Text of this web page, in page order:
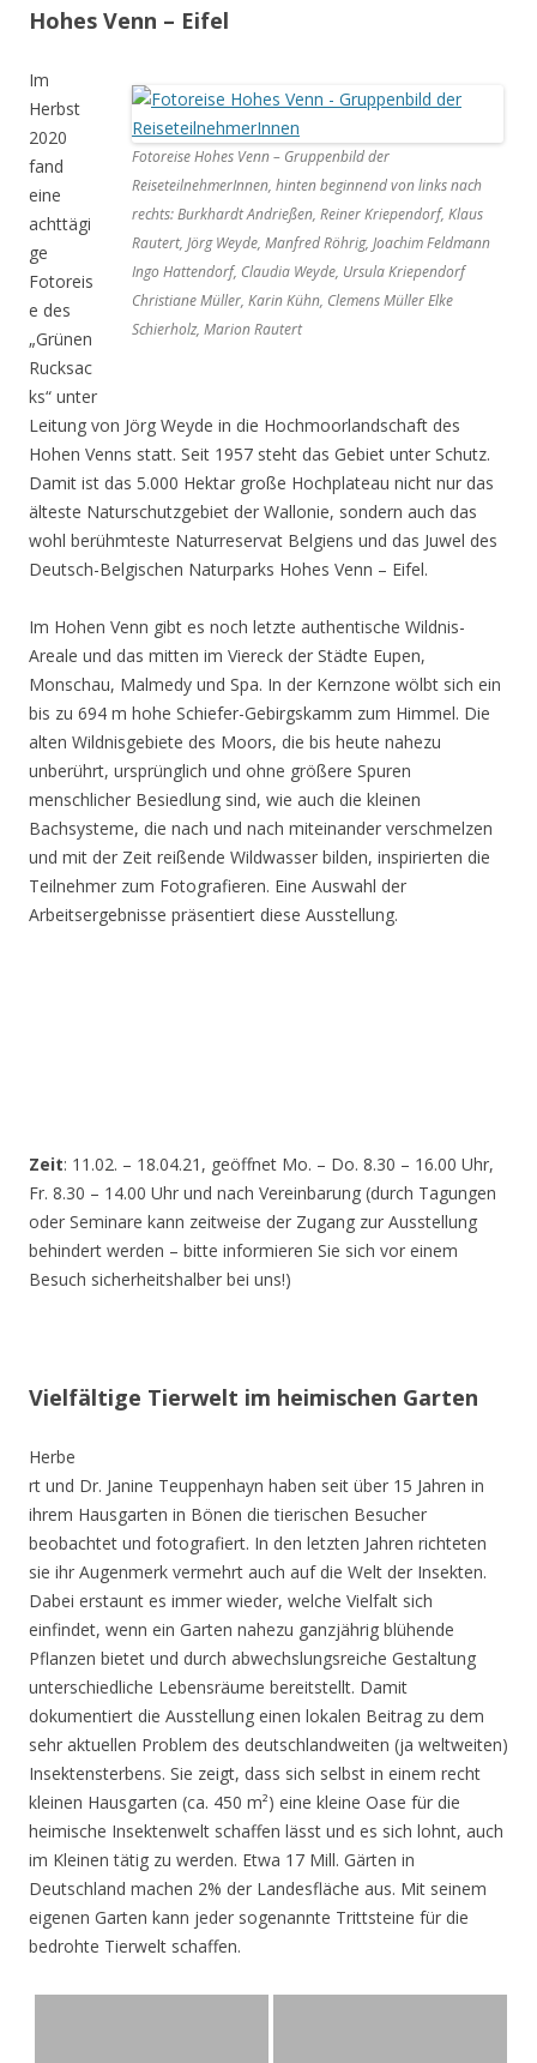
Hohes Venn – Eifel
Fotoreise Hohes Venn – Gruppenbild der
ReiseteilnehmerInnen, hinten beginnend von links nach
rechts: Burkhardt Andrießen, Reiner Kriependorf, Klaus
Rautert, Jörg Weyde, Manfred Röhrig, Joachim Feldmann
Ingo Hattendorf, Claudia Weyde, Ursula Kriependorf
Christiane Müller, Karin Kühn, Clemens Müller Elke
Schierholz, Marion Rautert
Im
Herbst
2020
fand
eine
achttägi
ge
Fotoreis
e des
„Grünen
Rucksac
ks“ unter
Leitung von Jörg Weyde in die Hochmoorlandschaft des
Hohen Venns statt. Seit 1957 steht das Gebiet unter Schutz.
Damit ist das 5.000 Hektar große Hochplateau nicht nur das
älteste Naturschutzgebiet der Wallonie, sondern auch das
wohl berühmteste Naturreservat Belgiens und das Juwel des
Deutsch-Belgischen Naturparks Hohes Venn – Eifel.
Im Hohen Venn gibt es noch letzte authentische Wildnis-
Areale und das mitten im Viereck der Städte Eupen,
Monschau, Malmedy und Spa. In der Kernzone wölbt sich ein
bis zu 694 m hohe Schiefer-Gebirgskamm zum Himmel. Die
alten Wildnisgebiete des Moors, die bis heute nahezu
unberührt, ursprünglich und ohne größere Spuren
menschlicher Besiedlung sind, wie auch die kleinen
Bachsysteme, die nach und nach miteinander verschmelzen
und mit der Zeit reißende Wildwasser bilden, inspirierten die
Teilnehmer zum Fotografieren. Eine Auswahl der
Arbeitsergebnisse präsentiert diese Ausstellung.
Zeit: 11.02. – 18.04.21, geöffnet Mo. – Do. 8.30 – 16.00 Uhr,
Fr. 8.30 – 14.00 Uhr und nach Vereinbarung (durch Tagungen
oder Seminare kann zeitweise der Zugang zur Ausstellung
behindert werden – bitte informieren Sie sich vor einem
Besuch sicherheitshalber bei uns!)
Vielfältige Tierwelt im heimischen Garten
Herbe
rt und Dr. Janine Teuppenhayn haben seit über 15 Jahren in
ihrem Hausgarten in Bönen die tierischen Besucher
beobachtet und fotografiert. In den letzten Jahren richteten
sie ihr Augenmerk vermehrt auch auf die Welt der Insekten.
Dabei erstaunt es immer wieder, welche Vielfalt sich
einfindet, wenn ein Garten nahezu ganzjährig blühende
Pflanzen bietet und durch abwechslungsreiche Gestaltung
unterschiedliche Lebensräume bereitstellt. Damit
dokumentiert die Ausstellung einen lokalen Beitrag zu dem
sehr aktuellen Problem des deutschlandweiten (ja weltweiten)
Insektensterbens. Sie zeigt, dass sich selbst in einem recht
kleinen Hausgarten (ca. 450 m²) eine kleine Oase für die
heimische Insektenwelt schaffen lässt und es sich lohnt, auch
im Kleinen tätig zu werden. Etwa 17 Mill. Gärten in
Deutschland machen 2% der Landesfläche aus. Mit seinem
eigenen Garten kann jeder sogenannte Trittsteine für die
bedrohte Tierwelt schaffen.